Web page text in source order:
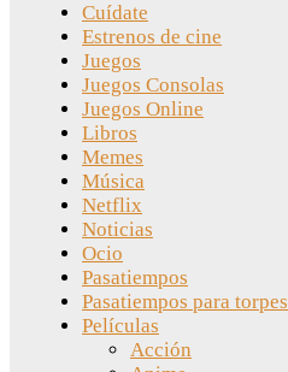
Cuídate
Estrenos de cine
Juegos
Juegos Consolas
Juegos Online
Libros
Memes
Música
Netflix
Noticias
Ocio
Pasatiempos
Pasatiempos para torpes
Películas
Acción